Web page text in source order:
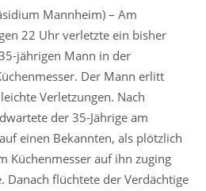
Mannheim) – Am
22 Uhr verletzte ein bisher
jährigen Mann in der
Der Mann erlitt
Verletzungen. Nach
der 35-Jährige am
einen Bekannten, als plötzlich
Küchenmesser auf ihn zuging
Danach flüchtete der Verdächtige